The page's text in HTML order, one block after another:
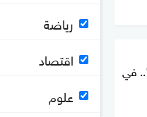
في
رياضة
اقتصاد
علوم